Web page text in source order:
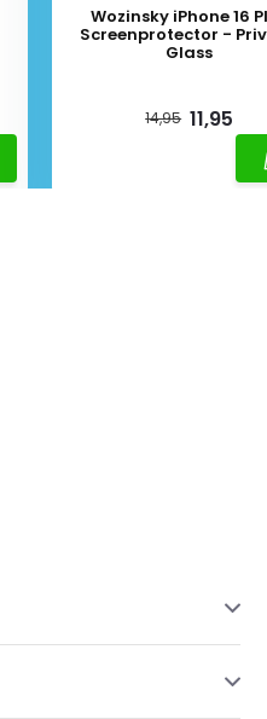
Wozinsky iPhone 16
Screenprotector -
Glass
14,95 11,95